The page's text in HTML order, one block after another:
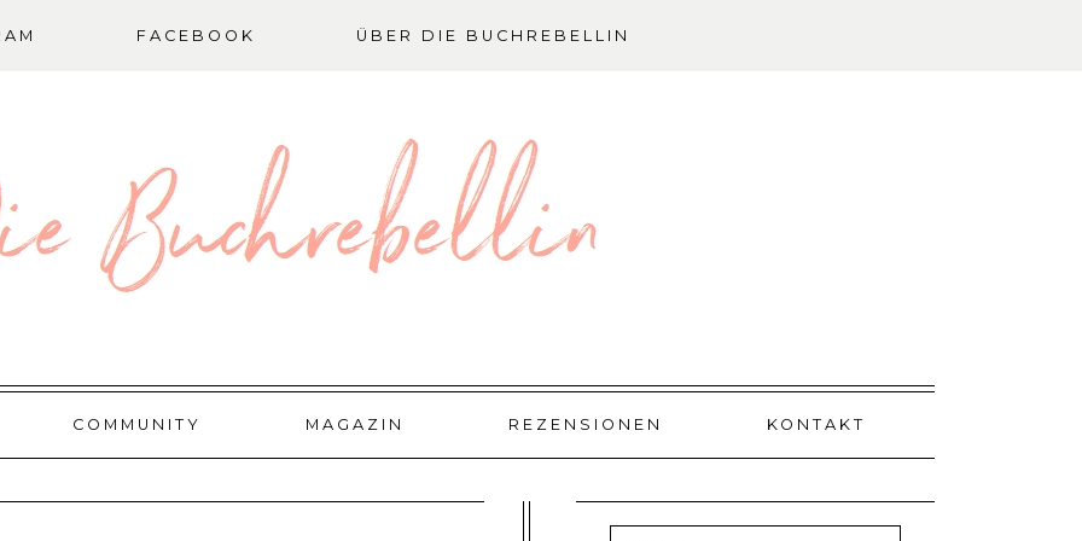
FACEBOOK ÜBER DIE BUCHREBELLIN
COMMUNITY MAGAZIN REZENSIONEN KONTAKT